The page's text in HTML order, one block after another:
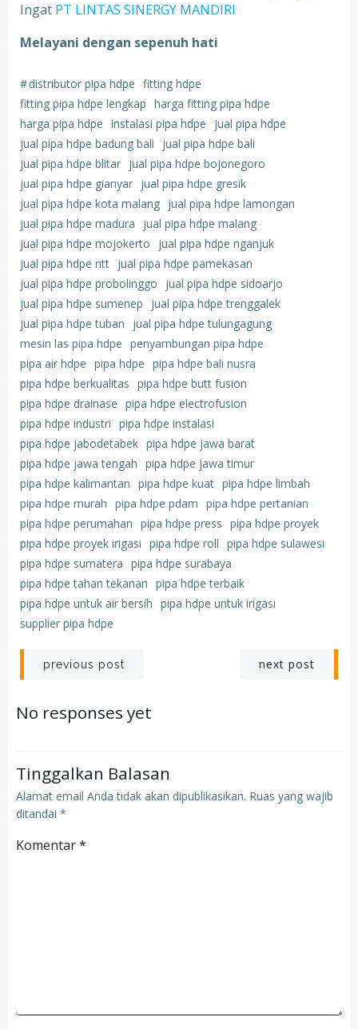
Ingat PT LINTAS SINERGY MANDIRI
Melayani dengan sepenuh hati
#distributor pipa hdpe fitting hdpe
fitting pipa hdpe lengkap harga fitting pipa hdpe
harga pipa hdpe instalasi pipa hdpe
jual pipa hdpe
jual pipa hdpe badung bali
jual pipa hdpe bali
jual pipa hdpe blitar jual pipa hdpe bojonegoro
jual pipa hdpe gianyar jual pipa hdpe gresik
jual pipa hdpe kota malang jual pipa hdpe lamongan
jual pipa hdpe madura
jual pipa hdpe malang
jual pipa hdpe mojokerto
jual pipa hdpe nganjuk
jual pipa hdpe ntt jual pipa hdpe pamekasan
jual pipa hdpe probolinggo
jual pipa hdpe sidoarjo
jual pipa hdpe sumenep
jual pipa hdpe trenggalek
jual pipa hdpe tuban
jual pipa hdpe tulungagung
mesin las pipa hdpe penyambungan pipa hdpe
pipa air hdpe pipa hdpe pipa hdpe bali nusra
pipa hdpe berkualitas pipa hdpe butt fusion
pipa hdpe drainase pipa hdpe electrofusion
pipa hdpe industri pipa hdpe instalasi
pipa hdpe jabodetabek pipa hdpe jawa barat
pipa hdpe jawa tengah pipa hdpe jawa timur
pipa hdpe kalimantan pipa hdpe kuat pipa hdpe limbah
pipa hdpe murah pipa hdpe pdam pipa hdpe pertanian
pipa hdpe perumahan pipa hdpe press pipa hdpe proyek
pipa hdpe proyek irigasi pipa hdpe roll pipa hdpe sulawesi
pipa hdpe sumatera pipa hdpe surabaya
pipa hdpe tahan tekanan pipa hdpe terbaik
pipa hdpe untuk air bersih pipa hdpe untuk irigasi
supplier pipa hdpe
Post
navigation
previous post next post
No responses yet
Tinggalkan Balasan
Alamat email Anda tidak akan dipublikasikan. Ruas yang wajib
ditandai *
Komentar*